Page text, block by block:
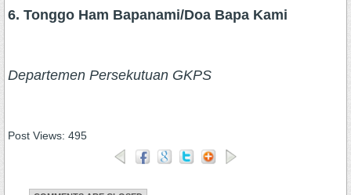
6. Tonggo Ham Bapanami/Doa Bapa Kami
Departemen Persekutuan GKPS
Post Views: 495